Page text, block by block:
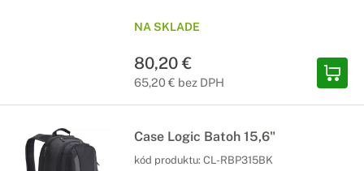
NA SKLADE
80,20 €
65,20 € bez DPH
Case Logic Batoh 15,6"
kód produktu: CL-RBP315BK